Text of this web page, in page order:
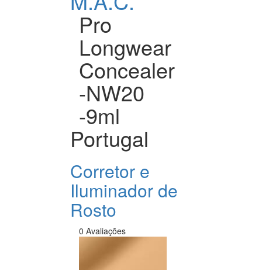
Pro
Longwear
Concealer
-NW20
-9ml
Portugal
Corretor e
Iluminador de
Rosto
0 Avaliações